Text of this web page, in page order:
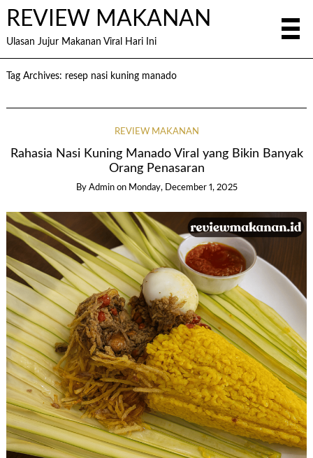
REVIEW MAKANAN
Ulasan Jujur Makanan Viral Hari Ini
Tag Archives: resep nasi kuning manado
REVIEW MAKANAN
Rahasia Nasi Kuning Manado Viral yang Bikin Banyak
Orang Penasaran
By Admin on Monday, December 1, 2025